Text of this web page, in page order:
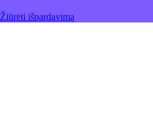
Žiūrėti išpardavimą